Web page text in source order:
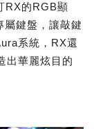
RX的RGB顯
屬鍵盤，讓敲鍵
系統，RX還
出華麗炫目的